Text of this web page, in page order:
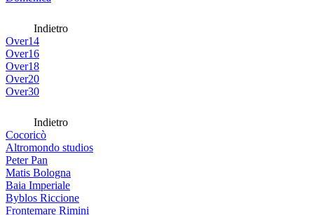
Indietro
Over14
Over16
Over18
Over20
Over30
Indietro
Cocoricò
Altromondo studios
Peter Pan
Matis Bologna
Baia Imperiale
Byblos Riccione
Frontemare Rimini